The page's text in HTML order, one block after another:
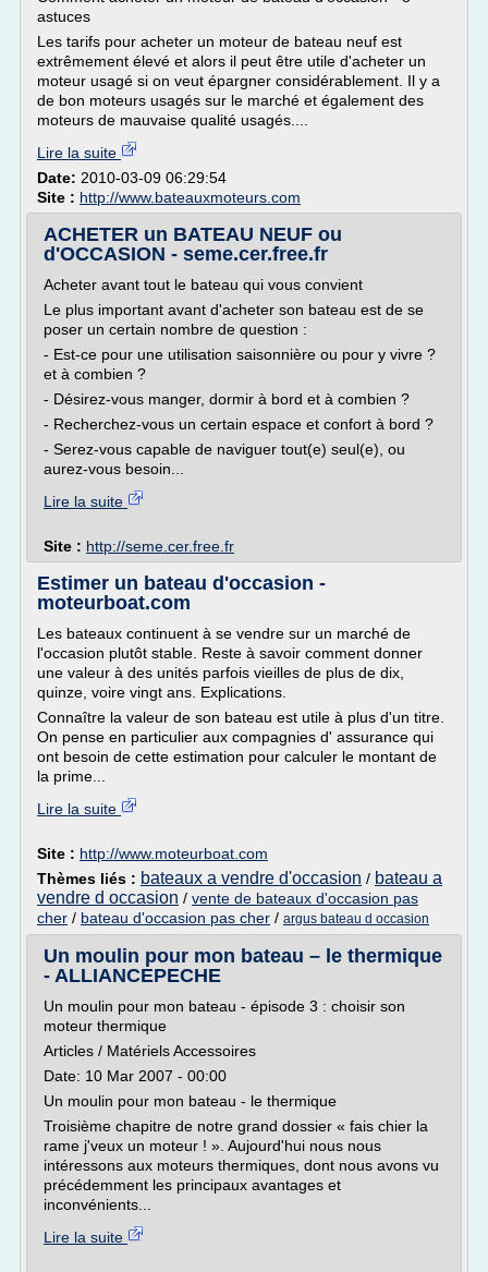
astuces
Les tarifs pour acheter un moteur de bateau neuf est
extrêmement élevé et alors il peut être utile d'acheter un
moteur usagé si on veut épargner considérablement. Il y a
de bon moteurs usagés sur le marché et également des
moteurs de mauvaise qualité usagés....
Lire la suite
Date: 2010-03-09 06:29:54
Site : http://www.bateauxmoteurs.com
ACHETER un BATEAU NEUF ou
d'OCCASION - seme.cer.free.fr
Acheter avant tout le bateau qui vous convient
Le plus important avant d'acheter son bateau est de se
poser un certain nombre de question :
- Est-ce pour une utilisation saisonnière ou pour y vivre ?
et à combien ?
- Désirez-vous manger, dormir à bord et à combien ?
- Recherchez-vous un certain espace et confort à bord ?
- Serez-vous capable de naviguer tout(e) seul(e), ou
aurez-vous besoin...
Lire la suite
Site : http://seme.cer.free.fr
Estimer un bateau d'occasion -
moteurboat.com
Les bateaux continuent à se vendre sur un marché de
l'occasion plutôt stable. Reste à savoir comment donner
une valeur à des unités parfois vieilles de plus de dix,
quinze, voire vingt ans. Explications.
Connaître la valeur de son bateau est utile à plus d'un titre.
On pense en particulier aux compagnies d' assurance qui
ont besoin de cette estimation pour calculer le montant de
la prime...
Lire la suite
Site : http://www.moteurboat.com
Thèmes liés : bateaux a vendre d'occasion / bateau a
vendre d occasion / vente de bateaux d'occasion pas
cher / bateau d'occasion pas cher / argus bateau d occasion
Un moulin pour mon bateau – le thermique
- ALLIANCEPECHE
Un moulin pour mon bateau - épisode 3 : choisir son
moteur thermique
Articles / Matériels Accessoires
Date: 10 Mar 2007 - 00:00
Un moulin pour mon bateau - le thermique
Troisième chapitre de notre grand dossier « fais chier la
rame j'veux un moteur ! ». Aujourd'hui nous nous
intéressons aux moteurs thermiques, dont nous avons vu
précédemment les principaux avantages et
inconvénients...
Lire la suite